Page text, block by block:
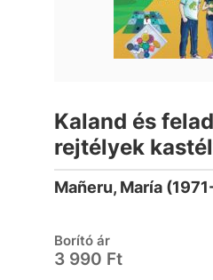
Kaland és
rejtélyek
Mañeru, María
Borító ár
3 990 Ft